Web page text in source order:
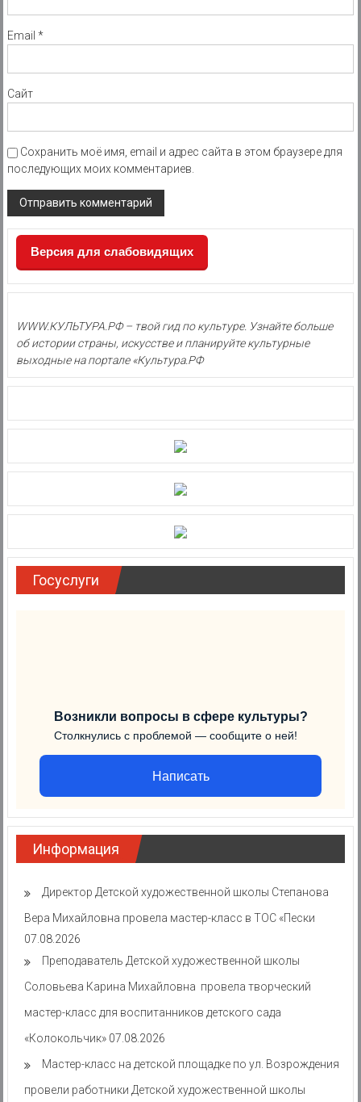
Email *
Сайт
Сохранить моё имя, email и адрес сайта в этом браузере для
последующих моих комментариев.
Версия для слабовидящих
WWW.КУЛЬТУРА.РФ – твой гид по культуре. Узнайте больше
об истории страны, искусстве и планируйте культурные
выходные на портале «Культура.РФ
Госуслуги
Возникли вопросы в сфере культуры?
Столкнулись с проблемой — сообщите о ней!
Написать
Информация
Директор Детской художественной школы Степанова
Вера Михайловна провела мастер-класс в ТОС «Пески
07.08.2026
Преподаватель Детской художественной школы
Соловьева Карина Михайловна провела творческий
мастер-класс для воспитанников детского сада
«Колокольчик» 07.08.2026
Мастер-класс на детской площадке по ул. Возрождения
провели работники Детской художественной школы